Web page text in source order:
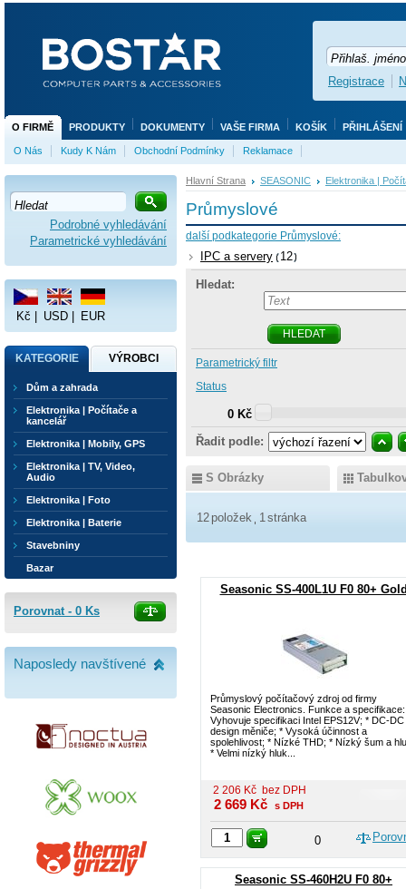
Hlavní Strana SEASONIC Elektronika |
Průmyslové
další podkategorie Průmyslové:
IPC a servery 12
Hledat:
HLEDAT
Parametrický filtr
Status
0 Kč
Řadit podle:
S Obrázky
12 položek 1stránka
Seasonic SS-400L1U F0 80+
Průmyslový počítačový zdroj od firmy
Seasonic Electronics. Funkce a
Vyhovuje specifikaci Intel EPS12V; * DC-DC
design měniče; * Vysoká účinnost a
spolehlivost; * Nízké THD; * Nízký šum a
* Velmi nízký hluk...
2 206 Kč bez DPH
2 669 Kč s DPH
0
Seasonic SS-460H2U F0 80+
Podrobné vyhledávání
Parametrické vyhledávání
Kč USD EUR
KATEGORIE VÝROBCI
Dům a zahrada
Elektronika | Počítače a
kancelář
Elektronika | Mobily, GPS
Elektronika | TV, Video,
Audio
Elektronika | Foto
Elektronika | Baterie
Stavebniny
Bazar
Porovnat - 0 Ks
Naposledy navštívené
O FIRMĚ PRODUKTY DOKUMENTY VAŠE FIRMA KOŠÍK PŘIHLÁŠENÍ
O Nás Kudy K Nám Obchodní Podmínky Reklamace
Registrace